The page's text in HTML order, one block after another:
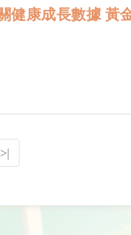
健康成長數據 黃
>|